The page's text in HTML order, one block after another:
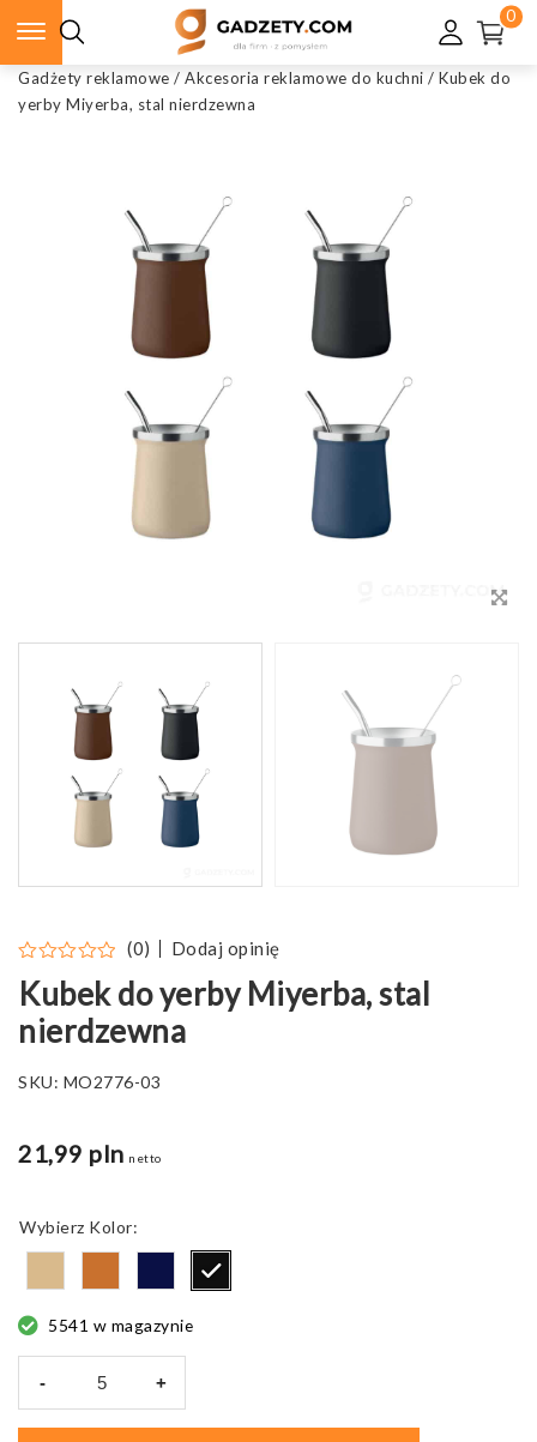
0
Gadżety reklamowe / Akcesoria reklamowe do kuchni / Kubek do
yerby Miyerba, stal nierdzewna
(0) Dodaj opinię
Kubek do yerby Miyerba, stal
nierdzewna
SKU: MO2776-03
21,99 pln netto
Kolor
5541 w magazynie
- +